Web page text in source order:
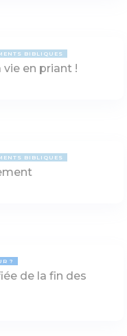
BIBLIQUES
en priant !
BIBLIQUES
?
de la fin des